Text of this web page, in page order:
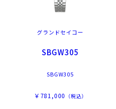
グランドセイコー
SBGW305
SBGW305
￥781,000 （税込）